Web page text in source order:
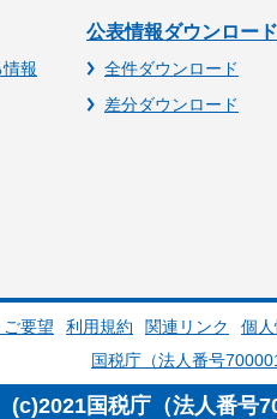
報
公表情報ダウンロード
全件ダウンロード
差分ダウンロード
ご要望 利用規約 関連リンク 個
国税庁（法人番号
(c)2021国税庁（法人番号